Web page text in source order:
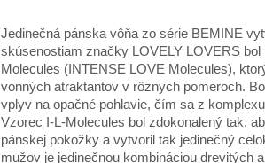
Jedinečná pánska vôňa zo série BEMINE
skúsenostiam značky LOVELY LOVERS
Molecules (INTENSE LOVE Molecules),
vonných atraktantov v rôznych pomeroch.
vplyv na opačné pohlavie, čím sa z
Vzorec I-L-Molecules bol zdokonalený tak,
pánskej pokožky a vytvoril tak jedinečný
mužov je jedinečnou kombináciou drevitých